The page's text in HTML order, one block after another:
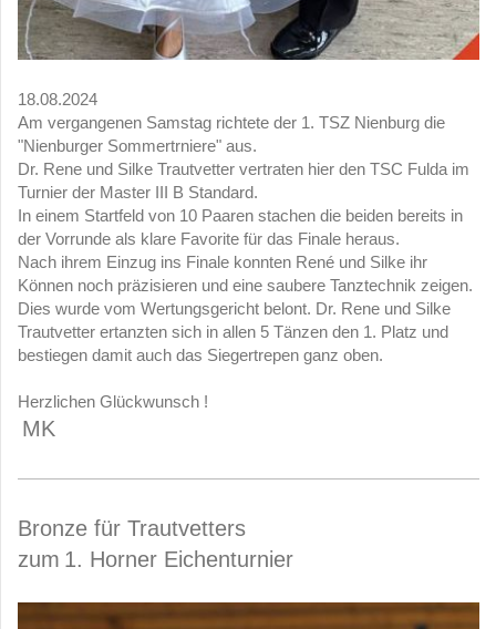
18.08.2024
Am vergangenen Samstag richtete der 1. TSZ Nienburg die
"Nienburger Sommertrniere" aus.
Dr. Rene und Silke Trautvetter vertraten hier den TSC Fulda im
Turnier der Master III B Standard.
In einem Startfeld von 10 Paaren stachen die beiden bereits in
der Vorrunde als klare Favorite für das Finale heraus.
Nach ihrem Einzug ins Finale konnten René und Silke ihr
Können noch präzisieren und eine saubere Tanztechnik zeigen.
Dies wurde vom Wertungsgericht belont. Dr. Rene und Silke
Trautvetter ertanzten sich in allen 5 Tänzen den 1. Platz und
bestiegen damit auch das Siegertrepen ganz oben.
Herzlichen Glückwunsch !
MK
Bronze für Trautvetters
zum 1. Horner Eichenturnier